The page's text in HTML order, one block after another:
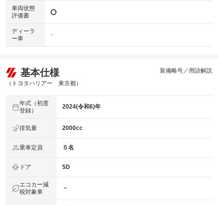
車両状態
評価書
ディーラ
ー車
-
基本仕様
（トヨタハリアー 東京都）
装備略号／用語解説
年式（初度
登録）
2024(令和6)年
排気量 2000cc
乗車定員 ５名
ドア 5D
エコカー減
税対象車
－